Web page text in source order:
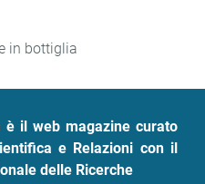
in bottiglia
è il web magazine curato
e Relazioni con il
delle Ricerche